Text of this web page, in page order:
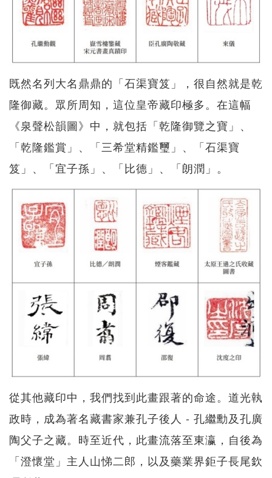
既然名列大名鼎鼎的「石渠寶笈」，很自然就是乾
隆御藏。眾所周知，這位皇帝藏印極多。在這幅
《泉聲松韻圖》中，就包括「乾隆御覽之寶」、
「乾隆鑑賞」、「三希堂精鑑璽」、「石渠寶
笈」、「宜子孫」、「比德」、「朗潤」。
從其他藏印中，我們找到此畫跟著的命途。道光執
政時，成為著名藏書家兼孔子後人 - 孔繼勳及孔廣
陶父子之藏。時至近代，此畫流落至東瀛，自後為
「澄懷堂」主人山悌二郎，以及藥業界鉅子長尾欽